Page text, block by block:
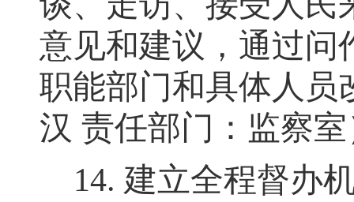
意见和建议，通过问
职能部门和具体人员
汉 责任部门：监察
14. 建立全程督办